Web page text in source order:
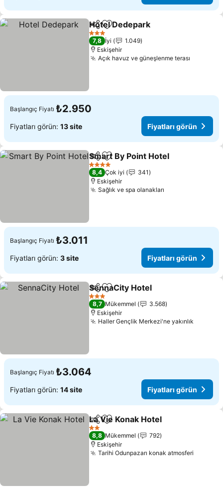
PaylaşFavorilerime ekle
Hotel Dedepark
3 Yıldız
7,8 İyi
1.049
Eskişehir
Açık havuz ve güneşlenme terası
Başlangıç Fiyatı ₺2.950
Fiyatları görün: 13 site Fiyatları görün
PaylaşFavorilerime ekle
Smart By Point Hotel
4 Yıldız
8,4 Çok iyi
341
Eskişehir
Sağlık ve spa olanakları
Başlangıç Fiyatı ₺3.011
Fiyatları görün: 3 site Fiyatları görün
PaylaşFavorilerime ekle
SennaCity Hotel
3 Yıldız
8,7 Mükemmel
3.568
Eskişehir
Haller Gençlik Merkezi'ne yakınlık
Başlangıç Fiyatı ₺3.064
Fiyatları görün: 14 site Fiyatları görün
PaylaşFavorilerime ekle
La Vie Konak Hotel
2 Yıldız
8,8 Mükemmel
792
Eskişehir
Tarihi Odunpazarı konak atmosferi